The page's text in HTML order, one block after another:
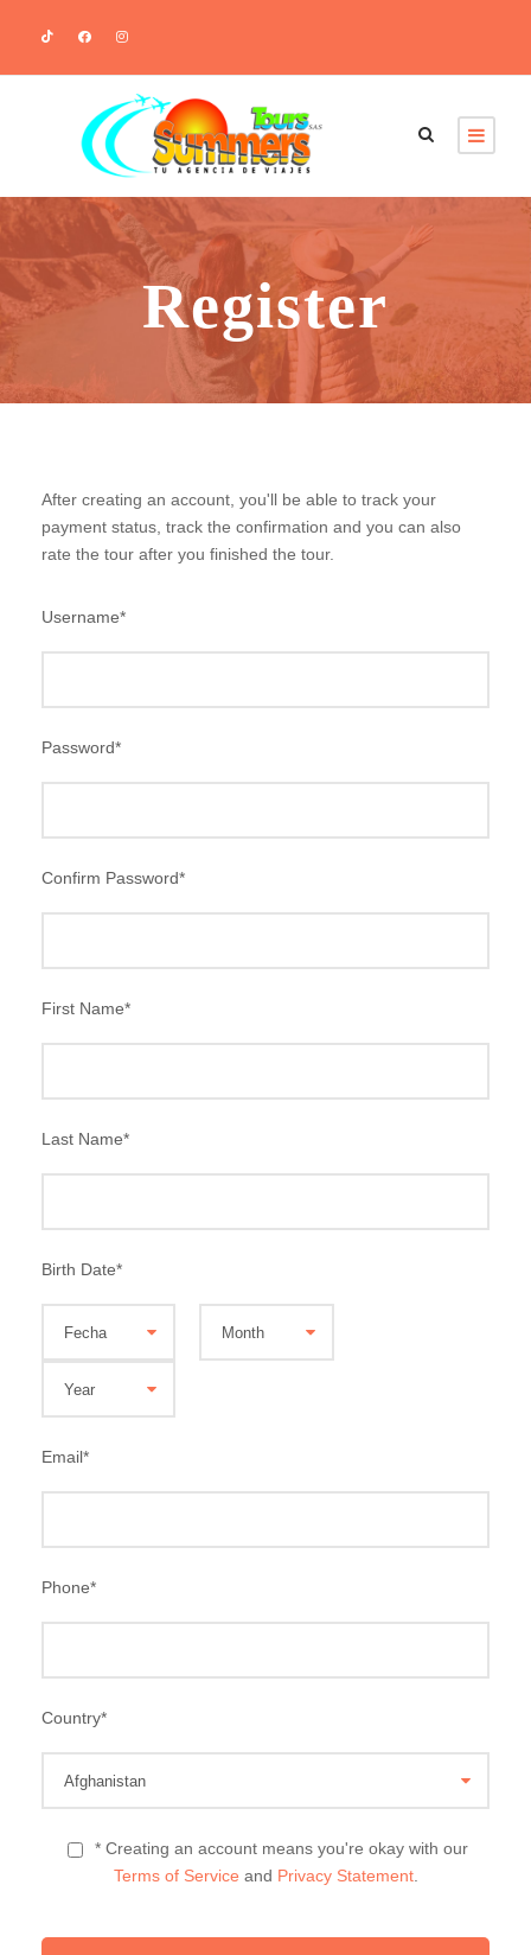
Register
After creating an account, you'll be able to track your
payment status, track the confirmation and you can also
rate the tour after you finished the tour.
Username*
Password*
Confirm Password*
First Name*
Last Name*
Birth Date*
Email*
Phone*
Country*
* Creating an account means you're okay with our
Terms of Service and Privacy Statement.